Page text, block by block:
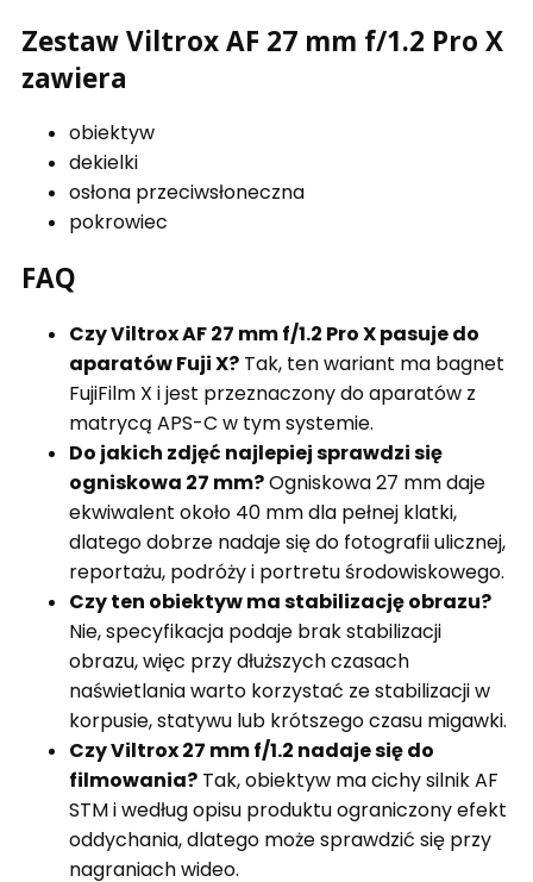
Zestaw Viltrox AF 27 mm f/1.2 Pro X
zawiera
obiektyw
dekielki
osłona przeciwsłoneczna
pokrowiec
FAQ
Czy Viltrox AF 27 mm f/1.2 Pro X pasuje do
aparatów Fuji X? Tak, ten wariant ma bagnet
FujiFilm X i jest przeznaczony do aparatów z
matrycą APS-C w tym systemie.
Do jakich zdjęć najlepiej sprawdzi się
ogniskowa 27 mm?Ogniskowa 27 mm daje
ekwiwalent około 40 mm dla pełnej klatki,
dlatego dobrze nadaje się do fotografii ulicznej,
reportażu, podróży i portretu środowiskowego.
Czy ten obiektyw ma stabilizację obrazu?
Nie, specyfikacja podaje brak stabilizacji
obrazu, więc przy dłuższych czasach
naświetlania warto korzystać ze stabilizacji w
korpusie, statywu lub krótszego czasu migawki.
Czy Viltrox 27 mm f/1.2 nadaje się do
filmowania? Tak, obiektyw ma cichy silnik AF
STM i według opisu produktu ograniczony efekt
oddychania, dlatego może sprawdzić się przy
nagraniach wideo.